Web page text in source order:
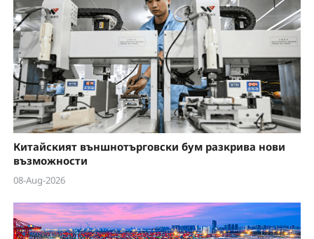
Китайският външнотърговски бум разкрива нови
възможности
08-Aug-2026